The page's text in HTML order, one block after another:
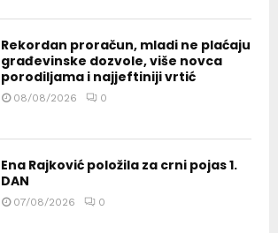
Rekordan proračun, mladi ne plaćaju
građevinske dozvole, više novca
porodiljama i najjeftiniji vrtić
08/08/2026 0
Ena Rajković položila za crni pojas 1.
DAN
07/08/2026 0